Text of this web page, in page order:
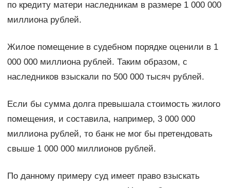
по кредиту матери наследникам в размере 1 000 000
миллиона рублей.
Жилое помещение в судебном порядке оценили в 1
000 000 миллиона рублей. Таким образом, с
наследников взыскали по 500 000 тысяч рублей.
Если бы сумма долга превышала стоимость жилого
помещения, и составила, например, 3 000 000
миллиона рублей, то банк не мог бы претендовать
свыше 1 000 000 миллионов рублей.
По данному примеру суд имеет право взыскать